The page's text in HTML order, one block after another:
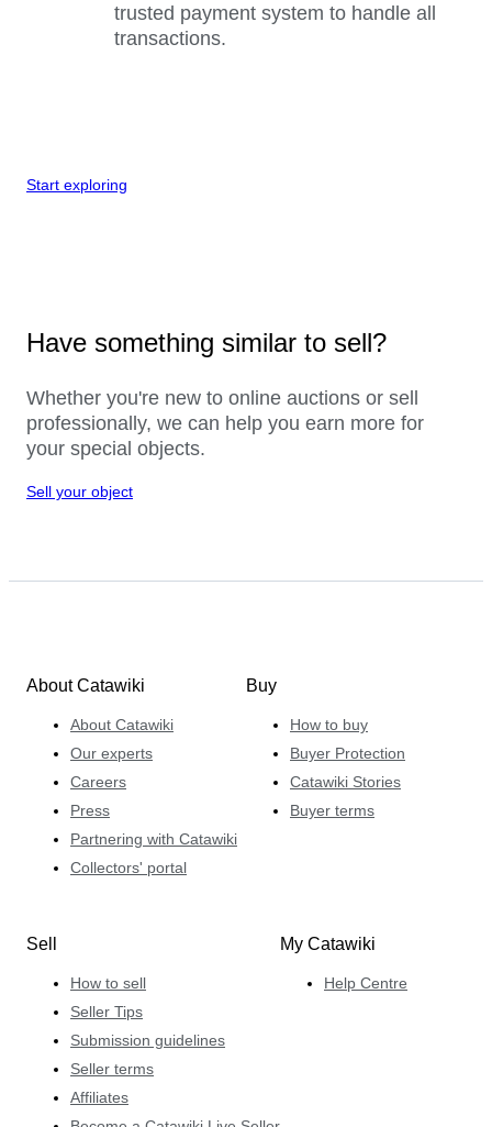
trusted payment system to handle all
transactions.
Start exploring
Have something similar to sell?
Whether you're new to online auctions or sell
professionally, we can help you earn more for
your special objects.
Sell your object
About Catawiki
About Catawiki
Our experts
Careers
Press
Partnering with Catawiki
Collectors' portal
Buy
How to buy
Buyer Protection
Catawiki Stories
Buyer terms
Sell
How to sell
Seller Tips
Submission guidelines
Seller terms
Affiliates
My Catawiki
Help Centre